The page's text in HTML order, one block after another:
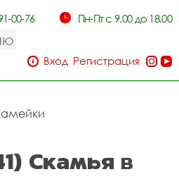
00-76 Пн-Пт с 9.00 до 18.00
Вход Регистрация
Скамья в